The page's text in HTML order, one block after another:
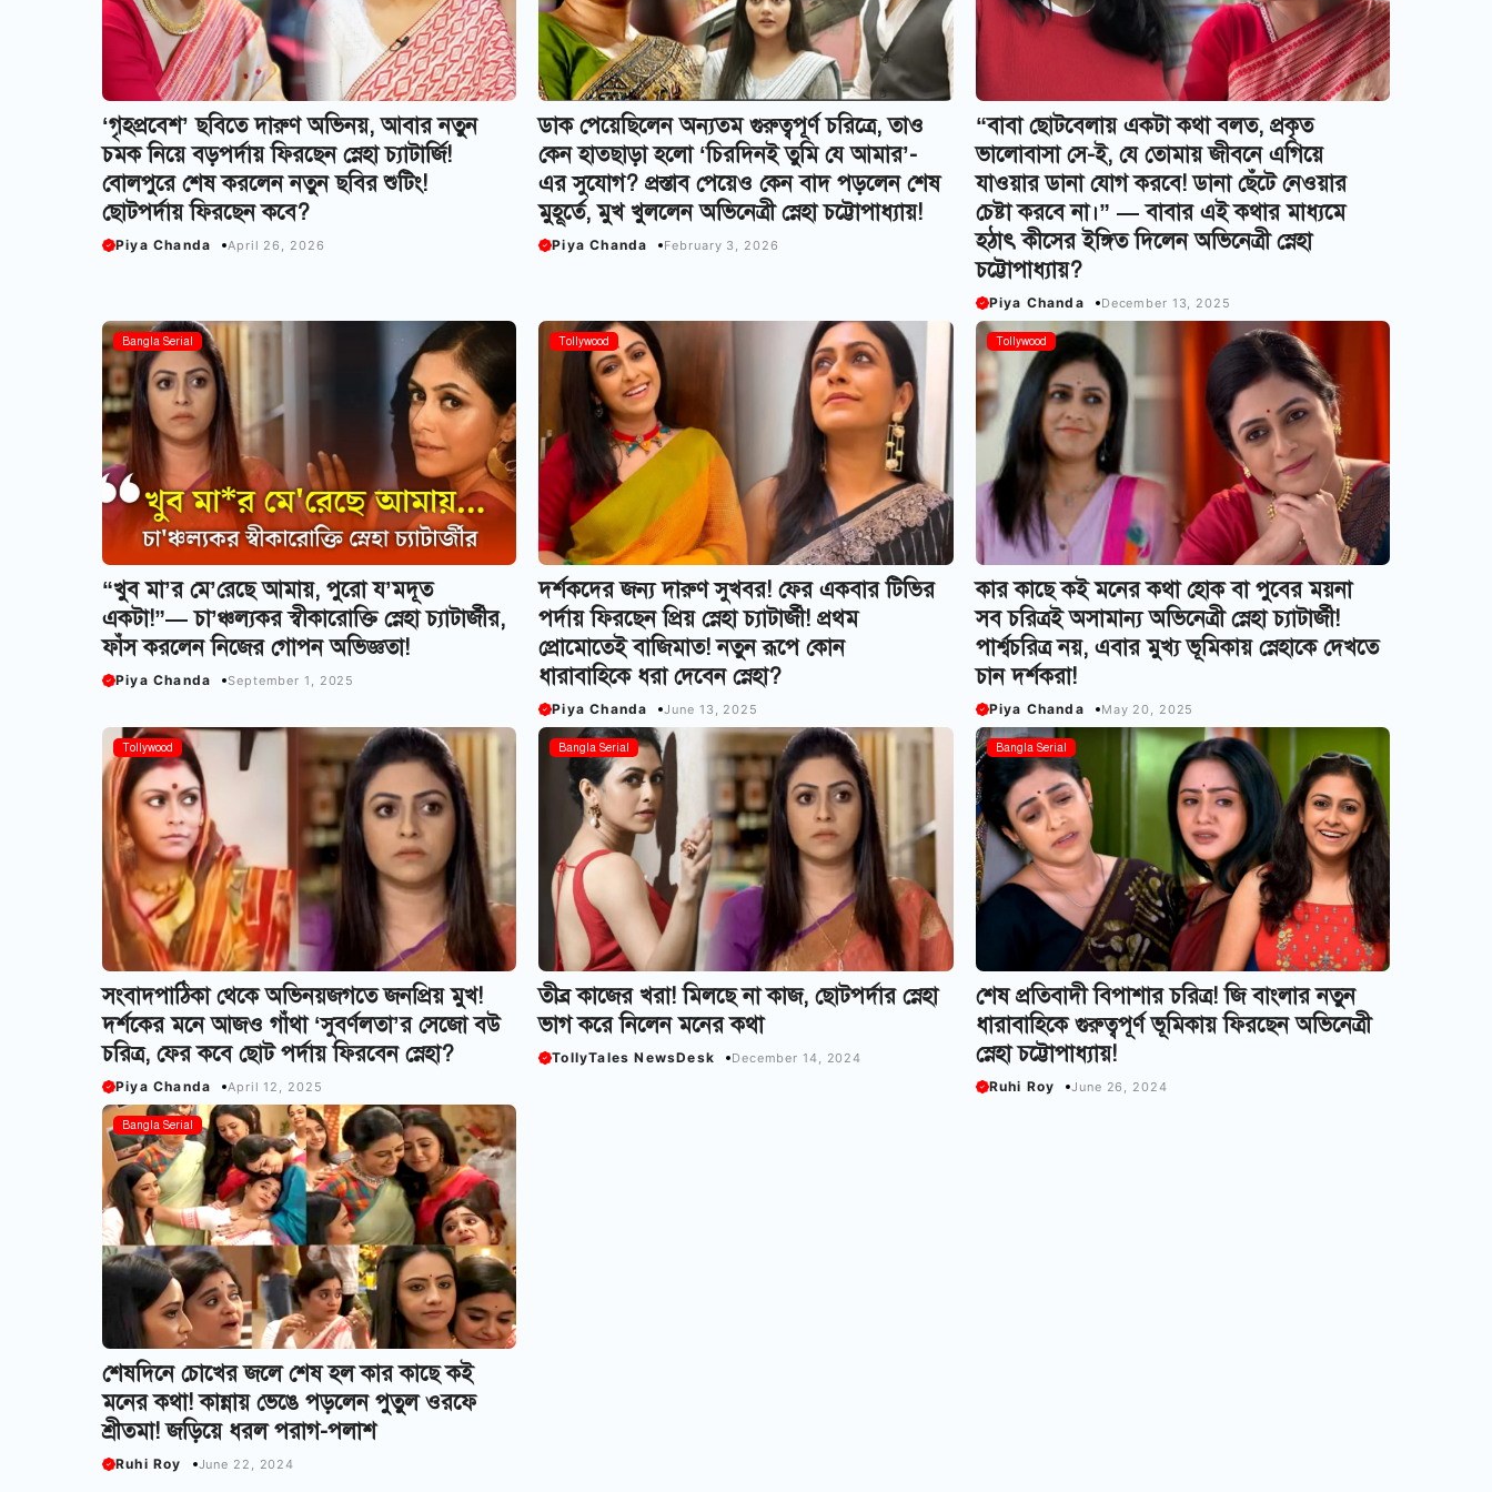
‘গৃহপ্রবেশ’ ছবিতে দারুণ অভিনয়, আবার নতুন
চমক নিয়ে বড়পর্দায় ফিরছেন স্নেহা চ্যাটার্জি!
বোলপুরে শেষ করলেন নতুন ছবির শুটিং!
ছোটপর্দায় ফিরছেন কবে?
Piya Chanda April 26, 2026
ডাক পেয়েছিলেন অন্যতম গুরুত্বপূর্ণ চরিত্রে, তাও
কেন হাতছাড়া হলো ‘চিরদিনই তুমি যে আমার’-
এর সুযোগ? প্রস্তাব পেয়েও কেন বাদ পড়লেন শেষ
মুহূর্তে, মুখ খুললেন অভিনেত্রী স্নেহা চট্টোপাধ্যায়!
Piya Chanda February 3, 2026
“বাবা ছোটবেলায় একটা কথা বলত, প্রকৃত
ভালোবাসা সে-ই, যে তোমায় জীবনে এগিয়ে
যাওয়ার ডানা যোগ করবে! ডানা ছেঁটে নেওয়ার
চেষ্টা করবে না।” — বাবার এই কথার মাধ্যমে
হঠাৎ কীসের ইঙ্গিত দিলেন অভিনেত্রী স্নেহা
চট্টোপাধ্যায়?
Piya Chanda December 13, 2025
Bangla Serial
“খুব মা’র মে’রেছে আমায়, পুরো য’মদূত
একটা!”— চা’ঞ্চল্যকর স্বীকারোক্তি স্নেহা চ্যাটার্জীর,
ফাঁস করলেন নিজের গোপন অভিজ্ঞতা!
Piya Chanda September 1, 2025
Tollywood
দর্শকদের জন্য দারুণ সুখবর! ফের একবার টিভির
পর্দায় ফিরছেন প্রিয় স্নেহা চ্যাটার্জী! প্রথম
প্রোমোতেই বাজিমাত! নতুন রূপে কোন
ধারাবাহিকে ধরা দেবেন স্নেহা?
Piya Chanda June 13, 2025
Tollywood
কার কাছে কই মনের কথা হোক বা পুবের ময়না
সব চরিত্রই অসামান্য অভিনেত্রী স্নেহা চ্যাটার্জী!
পার্শ্বচরিত্র নয়, এবার মুখ্য ভূমিকায় স্নেহাকে দেখতে
চান দর্শকরা!
Piya Chanda May 20, 2025
Tollywood
সংবাদপাঠিকা থেকে অভিনয়জগতে জনপ্রিয় মুখ!
দর্শকের মনে আজও গাঁথা ‘সুবর্ণলতা’র সেজো বউ
চরিত্র, ফের কবে ছোট পর্দায় ফিরবেন স্নেহা?
Piya Chanda April 12, 2025
Bangla Serial
তীব্র কাজের খরা! মিলছে না কাজ, ছোটপর্দার স্নেহা
ভাগ করে নিলেন মনের কথা
TollyTales NewsDesk December 14, 2024
Bangla Serial
শেষ প্রতিবাদী বিপাশার চরিত্র! জি বাংলার নতুন
ধারাবাহিকে গুরুত্বপূর্ণ ভূমিকায় ফিরছেন অভিনেত্রী
স্নেহা চট্টোপাধ্যায়!
Ruhi Roy June 26, 2024
Bangla Serial
শেষদিনে চোখের জলে শেষ হল কার কাছে কই
মনের কথা! কান্নায় ভেঙে পড়লেন পুতুল ওরফে
শ্রীতমা! জড়িয়ে ধরল পরাগ-পলাশ
Ruhi Roy June 22, 2024